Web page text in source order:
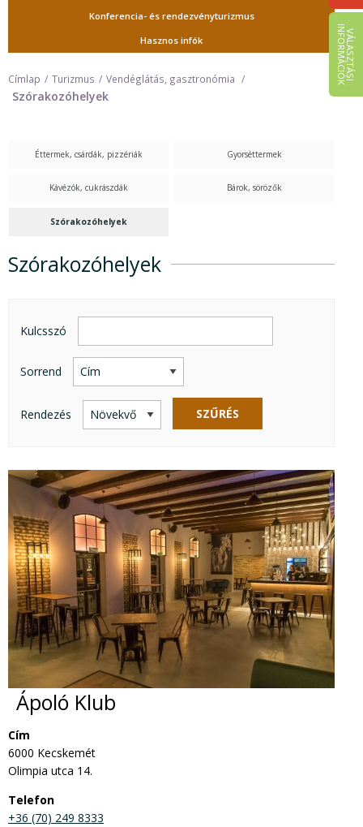
V
Á
L
A
S
Z
T
Á
S
I
IN
F
O
R
M
Á
C
I
Ó
K
Konferencia- és rendezvényturizmus
Hasznos infók
Címlap Turizmus Vendéglátás, gasztronómia
Szórakozóhelyek
Éttermek, csárdák, pizzériák Gyorséttermek
Kávézók, cukrászdák Bárok, sörözők
Szórakozóhelyek
Szórakozóhelyek
Szórakozóhelyek
Kulcsszó
Sorrend
Rendezés SZŰRÉS
Ápoló Klub
Cím
6000 Kecskemét
Olimpia utca 14.
Telefon
+36 (70) 249 8333